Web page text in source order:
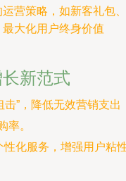
营策略，如新客礼包、
大化用户终身价值
新范式
击”，降低无效营销支出
率。
性化服务，增强用户粘